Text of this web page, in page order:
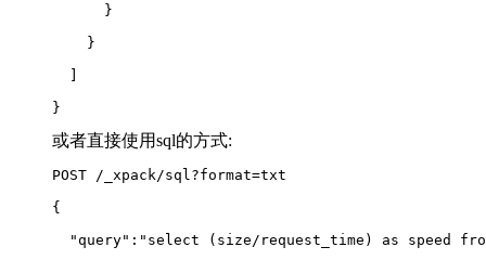
      }
    }
  ]
}
或者直接使用sql的方式:
POST /_xpack/sql?format=txt
{
"query":"select (size/request_time) as speed